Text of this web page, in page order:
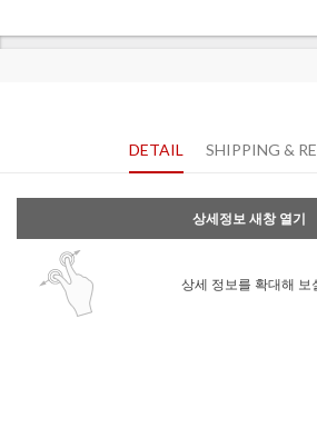
DETAIL SHIPPING &
상세정보 새창 열기
상세 정보를 확대해 보